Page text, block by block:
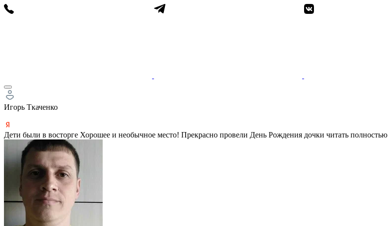
Игорь Ткаченко
Дети были в восторге Хорошее и необычное место! Прекрасно провели День Рождения дочки читать полностью